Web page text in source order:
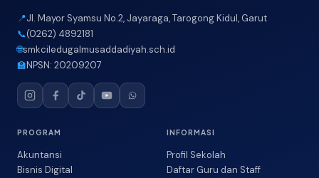
📍Jl. Mayor Syamsu No.2, Jayaraga, Tarogong Kidul, Garut
📞(0262) 4892181
🌐smkciledugalmusaddadiyah.sch.id
🏫NPSN: 20209207
PROGRAM
Akuntansi
Bisnis Digital
INFORMASI
Profil Sekolah
Daftar Guru dan Staff